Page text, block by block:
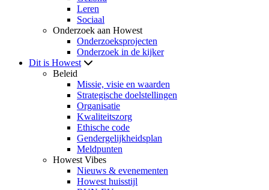
Leren
Sociaal
Onderzoek aan Howest
Onderzoeksprojecten
Onderzoek in de kijker
Dit is Howest
Beleid
Missie, visie en waarden
Strategische doelstellingen
Organisatie
Kwaliteitszorg
Ethische code
Gendergelijkheidsplan
Meldpunten
Howest Vibes
Nieuws & evenementen
Howest huisstijl